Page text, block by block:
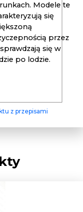
Modele te
się
przez
się w
po lodzie.
z przepisami